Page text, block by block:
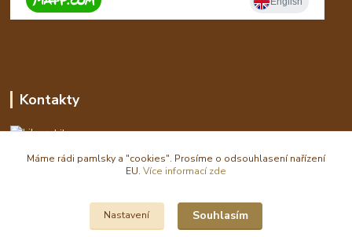
Kontakty
Libor
eshop(zavináč)waldi.cz
Máme rádi pamlsky a "cookies". Prosíme o odsouhlasení nařízení
EU. Více informací zde
Nastavení Souhlasím